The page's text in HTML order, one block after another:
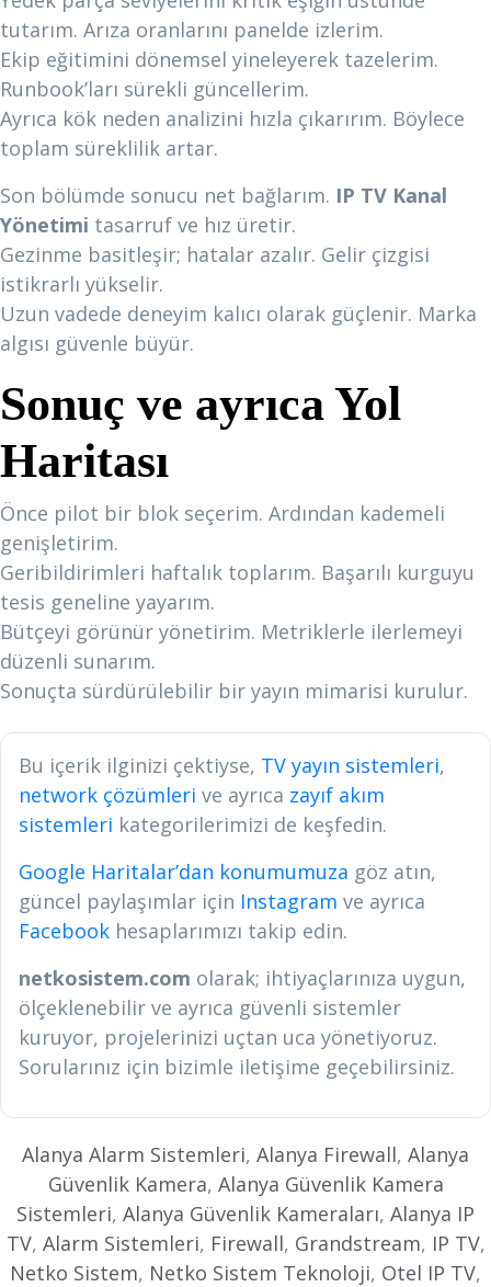
tutarım. Arıza oranlarını panelde izlerim.
Ekip eğitimini dönemsel yineleyerek tazelerim.
Runbook’ları sürekli güncellerim.
Ayrıca kök neden analizini hızla çıkarırım. Böylece
toplam süreklilik artar.
Son bölümde sonucu net bağlarım. IP TV Kanal
Yönetimi tasarruf ve hız üretir.
Gezinme basitleşir; hatalar azalır. Gelir çizgisi
istikrarlı yükselir.
Uzun vadede deneyim kalıcı olarak güçlenir. Marka
algısı güvenle büyür.
Sonuç ve ayrıca Yol
Haritası
Önce pilot bir blok seçerim. Ardından kademeli
genişletirim.
Geribildirimleri haftalık toplarım. Başarılı kurguyu
tesis geneline yayarım.
Bütçeyi görünür yönetirim. Metriklerle ilerlemeyi
düzenli sunarım.
Sonuçta sürdürülebilir bir yayın mimarisi kurulur.
Bu içerik ilginizi çektiyse, TV yayın sistemleri,
network çözümleri ve ayrıca zayıf akım
sistemleri kategorilerimizi de keşfedin.
Google Haritalar’dan konumumuza göz atın,
güncel paylaşımlar için Instagram ve ayrıca
Facebook hesaplarımızı takip edin.
netkosistem.com olarak; ihtiyaçlarınıza uygun,
ölçeklenebilir ve ayrıca güvenli sistemler
kuruyor, projelerinizi uçtan uca yönetiyoruz.
Sorularınız için bizimle iletişime geçebilirsiniz.
Alanya Alarm Sistemleri, Alanya Firewall, Alanya
Güvenlik Kamera, Alanya Güvenlik Kamera
Sistemleri, Alanya Güvenlik Kameraları, Alanya IP
TV, Alarm Sistemleri, Firewall, Grandstream, IP TV,
Netko Sistem, Netko Sistem Teknoloji, Otel IP TV,